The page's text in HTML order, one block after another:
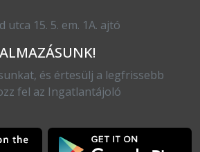
utca 15. 5. em. 1A. ajtó
és értesülj a legfrissebb
fel az Ingatlantájoló